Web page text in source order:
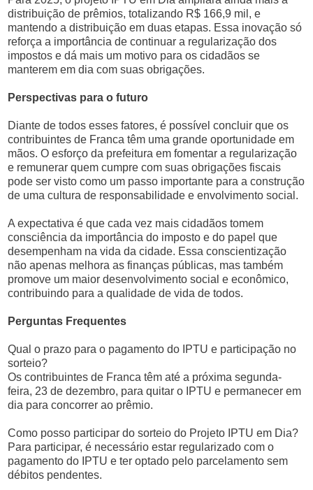
distribuição de prêmios, totalizando R$ 166,9 mil, e
mantendo a distribuição em duas etapas. Essa inovação só
reforça a importância de continuar a regularização dos
impostos e dá mais um motivo para os cidadãos se
manterem em dia com suas obrigações.
Perspectivas para o futuro
Diante de todos esses fatores, é possível concluir que os
contribuintes de Franca têm uma grande oportunidade em
mãos. O esforço da prefeitura em fomentar a regularização
e remunerar quem cumpre com suas obrigações fiscais
pode ser visto como um passo importante para a construção
de uma cultura de responsabilidade e envolvimento social.
A expectativa é que cada vez mais cidadãos tomem
consciência da importância do imposto e do papel que
desempenham na vida da cidade. Essa conscientização
não apenas melhora as finanças públicas, mas também
promove um maior desenvolvimento social e econômico,
contribuindo para a qualidade de vida de todos.
Perguntas Frequentes
Qual o prazo para o pagamento do IPTU e participação no
sorteio?
Os contribuintes de Franca têm até a próxima segunda-
feira, 23 de dezembro, para quitar o IPTU e permanecer em
dia para concorrer ao prêmio.
Como posso participar do sorteio do Projeto IPTU em Dia?
Para participar, é necessário estar regularizado com o
pagamento do IPTU e ter optado pelo parcelamento sem
débitos pendentes.